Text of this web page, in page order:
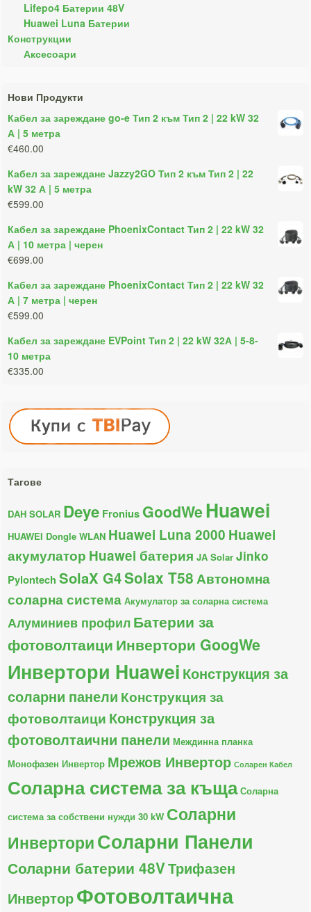
Lifepo4 Батерии 48V
Huawei Luna Батерии
Конструкции
Аксесоари
Нови Продукти
Кабел за зареждане go-e Тип 2 към Тип 2 | 22 kW 32
А | 5 метра
€460.00
Кабел за зареждане Jazzy2GO Тип 2 към Тип 2 | 22
kW 32 А | 5 метра
€599.00
Кабел за зареждане PhoenixContact Тип 2 | 22 kW 32
А | 10 метра | черен
€699.00
Кабел за зареждане PhoenixContact Тип 2 | 22 kW 32
А | 7 метра | черен
€599.00
Кабел за зареждане EVPoint Тип 2 | 22 kW 32А | 5-8-
10 метра
€335.00
Тагове
DAH SOLAR Deye Fronius GoodWeHuawei
HUAWEI Dongle WLAN Huawei Luna 2000 Huawei
акумулатор Huawei батерия JA Solar Jinko
Pylontech SolaX G4Solax T58 Автономна
соларна система Акумулатор за соларна система
Алуминиев профилБатерии за
фотоволтаици Инвертори GoogWe
Инвертори Huawei Конструкция за
соларни панели Конструкция за
фотоволтаици Конструкция за
фотоволтаични панели Междинна планка
Монофазен Инвертор Мрежов Инвертор Соларен Кабел
Соларна система за къща Соларна
система за собствени нужди 30 kW Соларни
ИнверториСоларни Панели
Соларни батерии 48VТрифазен
ИнверторФотоволтаична